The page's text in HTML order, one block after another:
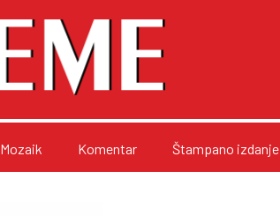
Mozaik Komentar Štampano izdanje